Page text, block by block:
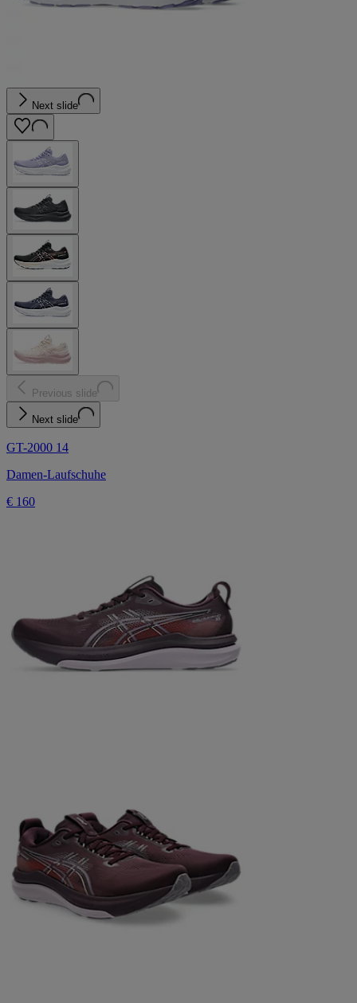
Next slide
Previous slide
Next slide
GT-2000 14
Damen-Laufschuhe
€ 160